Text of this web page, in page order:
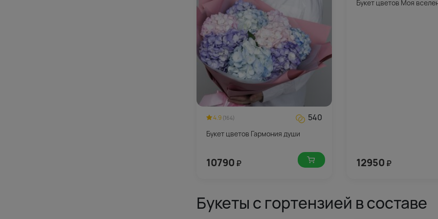
4.9 (164) 540
Букет цветов Гармония души
10790 ₽
Букет цветов Моя
12950 ₽
Букеты с гортензией в составе